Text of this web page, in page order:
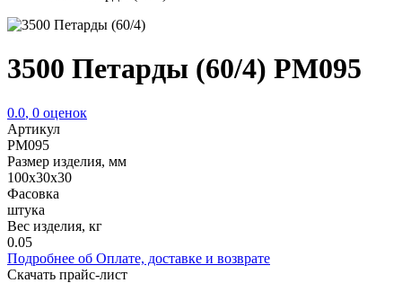
3500 Петарды (60/4) PM095
0.0, 0 оценок
Артикул
PM095
Размер изделия, мм
100х30х30
Фасовка
штука
Вес изделия, кг
0.05
Подробнее об Оплате, доставке и возврате
Скачать прайс-лист